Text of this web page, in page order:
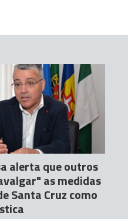
alerta que outros
as medidas
Santa Cruz como